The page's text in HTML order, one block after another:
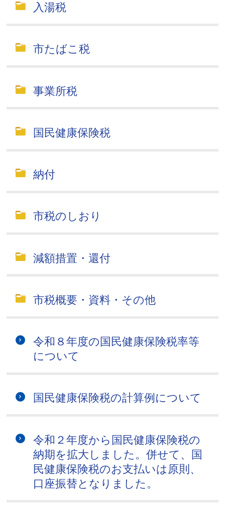
入湯税
市たばこ税
事業所税
国民健康保険税
納付
市税のしおり
減額措置・還付
市税概要・資料・その他
令和８年度の国民健康保険税率等
について
国民健康保険税の計算例について
令和２年度から国民健康保険税の
納期を拡大しました。併せて、国
民健康保険税のお支払いは原則、
口座振替となりました。